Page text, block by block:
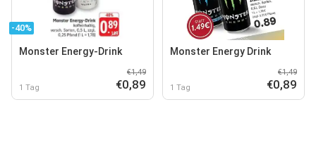
-40%
Monster Energy-Drink
1 Tag
€1,49
€0,89
Monster Energy Drink
1 Tag
€1,49
€0,89